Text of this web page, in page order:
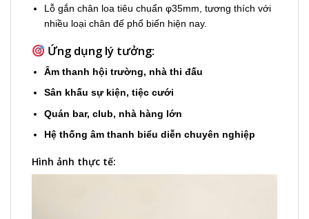
Lỗ gắn chân loa tiêu chuẩn φ35mm, tương thích với
nhiều loại chân đế phổ biến hiện nay.
Ứng dụng lý tưởng:
Âm thanh hội trường, nhà thi đấu
Sân khấu sự kiện, tiệc cưới
Quán bar, club, nhà hàng lớn
Hệ thống âm thanh biểu diễn chuyên nghiệp
Hình ảnh thực tế: